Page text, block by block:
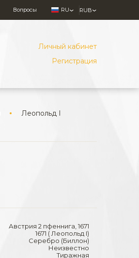
Вопросы RU RUB
Личный кабинет
Регистрация
Леопольд I
Австрия 2 пфеннига, 1671
1671 ( Леопольд I)
Серебро (Биллон)
Неизвестно
Тиражная